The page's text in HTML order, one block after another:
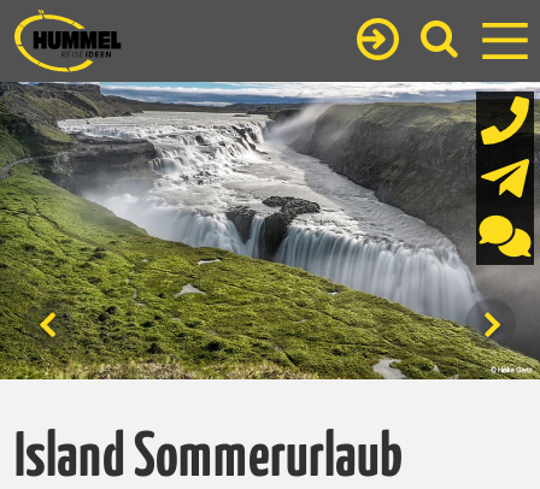
Island Sommerurlaub